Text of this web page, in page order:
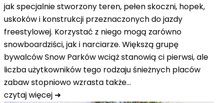
jak specjalnie stworzony teren, pełen skoczni, hopek,
uskoków i konstrukcji przeznaczonych do jazdy
freestylowej. Korzystać z niego mogą zarówno
snowboardziści, jak i narciarze. Większą grupę
bywalców Snow Parków wciąż stanowią ci pierwsi, ale
liczba użytkowników tego rodzaju śnieżnych placów
zabaw stopniowo wzrasta także…
czytaj więcej ➜